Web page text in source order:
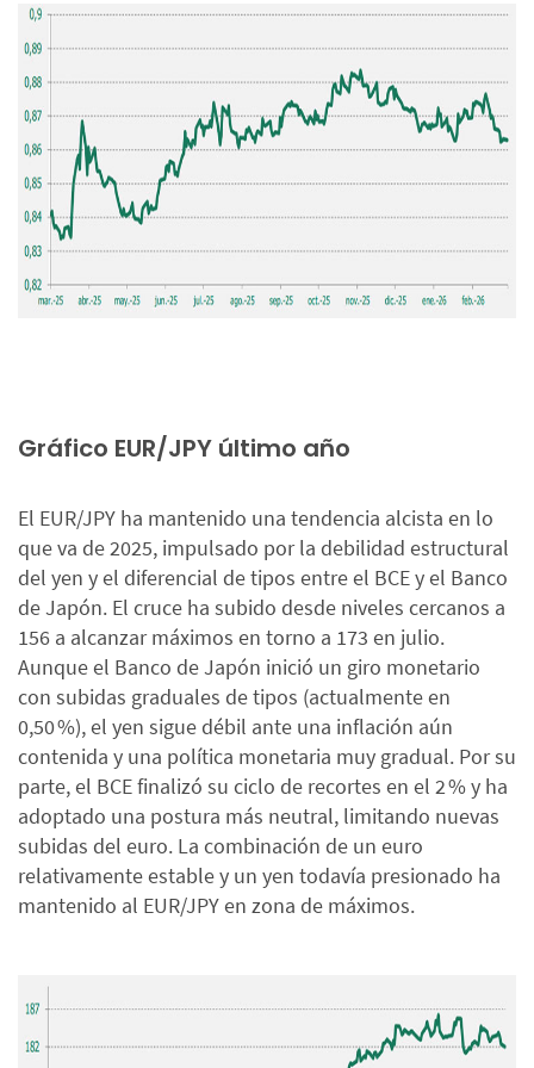
Gráfico EUR/JPY último año
El EUR/JPY ha mantenido una tendencia alcista en lo
que va de 2025, impulsado por la debilidad estructural
del yen y el diferencial de tipos entre el BCE y el Banco
de Japón. El cruce ha subido desde niveles cercanos a
156 a alcanzar máximos en torno a 173 en julio.
Aunque el Banco de Japón inició un giro monetario
con subidas graduales de tipos (actualmente en
0,50 %), el yen sigue débil ante una inflación aún
contenida y una política monetaria muy gradual. Por su
parte, el BCE finalizó su ciclo de recortes en el 2 % y ha
adoptado una postura más neutral, limitando nuevas
subidas del euro. La combinación de un euro
relativamente estable y un yen todavía presionado ha
mantenido al EUR/JPY en zona de máximos.